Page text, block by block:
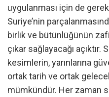
uygulanması için de
Suriye’nin
birlik ve bütünlüğünün
çıkar sağlayacağı açıktır.
kesimlerin, yarınlarına
ortak tarih ve ortak
mümkündür. Her zaman